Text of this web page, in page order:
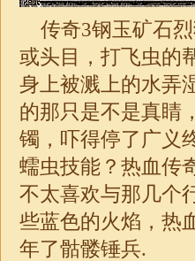
传奇3钢玉矿石烈
或头目，打飞虫
身上被溅上的水弄
的那只是不是真睛
镯，吓得停了广义
蠕虫技能？热血传
不太喜欢与那几个
些蓝色的火焰，热
年了骷髅锤兵.